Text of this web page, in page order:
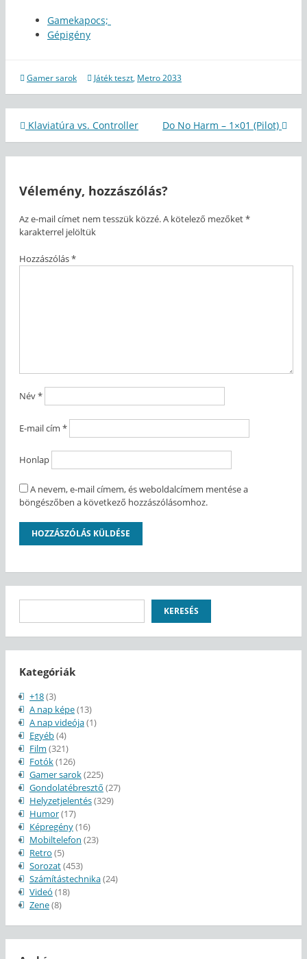
Gamekapocs;
Gépigény
Gamer sarok Játék teszt, Metro 2033
Bejegyzés
Klaviatúra vs. Controller Do No Harm – 1×01 (Pilot)
Vélemény, hozzászólás?
Az e-mail címet nem tesszük közzé.A kötelező mezőket*
karakterrel jelöltük
Hozzászólás*
Név*
E-mail cím *
Honlap
A nevem, e-mail címem, és weboldalcímem mentése a
böngészőben a következő hozzászólásomhoz.
KERESÉS
Kategóriák
+18(3)
A nap képe(13)
A nap videója(1)
Egyéb(4)
Film (321)
Fotók(126)
Gamer sarok(225)
Gondolatébresztő (27)
Helyzetjelentés(329)
Humor(17)
Képregény(16)
Mobiltelefon (23)
Retro (5)
Sorozat(453)
Számítástechnika(24)
Videó (18)
Zene(8)